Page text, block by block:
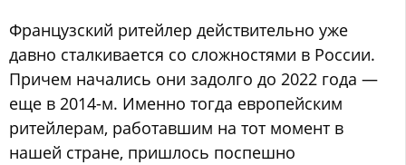
Французский ритейлер действительно уже
давно сталкивается со сложностями в России.
Причем начались они задолго до 2022 года —
еще в 2014-м. Именно тогда европейским
ритейлерам, работавшим на тот момент в
нашей стране, пришлось поспешно